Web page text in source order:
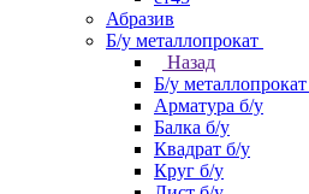
Абразив
Б/у металлопрокат
Назад
Б/у металлопрокат
Арматура б/у
Балка б/у
Квадрат б/у
Круг б/у